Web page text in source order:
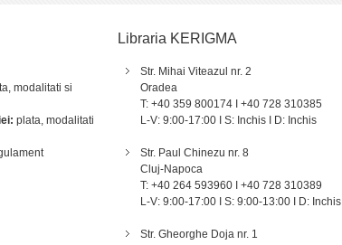
modalitati si
plata, modalitati
Libraria KERIGMA
Str. Mihai Viteazul nr. 2
Oradea
T: +40 359 800174 I +40 728 310385
L-V: 9:00-17:00 I S: Inchis I D: Inchis
Str. Paul Chinezu nr. 8
Cluj-Napoca
T: +40 264 593960 I +40 728 310389
L-V: 9:00-17:00 I S: 9:00-13:00 I D: Inchis
Str. Gheorghe Doja nr. 1